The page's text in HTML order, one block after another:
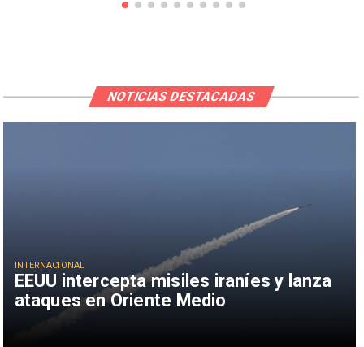
EEUU intercepta misiles iraníes y lanza
ataques en Oriente Medio
INTERNACIONAL
NOTICIAS DESTACADAS